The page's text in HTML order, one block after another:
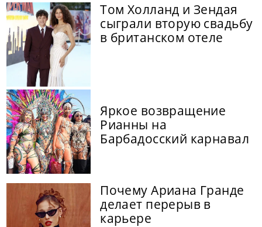
Том Холланд и Зендая
сыграли вторую свадьбу
в британском отеле
Яркое возвращение
Рианны на
Барбадосский карнавал
Почему Ариана Гранде
делает перерыв в
карьере